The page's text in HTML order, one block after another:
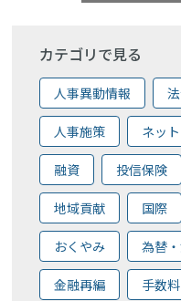
カテゴリで見る
人事異動情報
人事施策 ネッ
融資 投信保険
地域貢献 国際
おくやみ 為替
金融再編 手数料